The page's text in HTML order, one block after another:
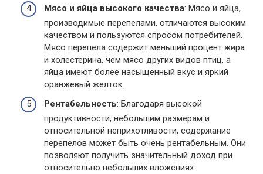
Мясо и яйца высокого качества: Мясо и яйца,
производимые перепелами, отличаются высоким
качеством и пользуются спросом потребителей.
Мясо перепела содержит меньший процент жира
и холестерина, чем мясо других видов птиц, а
яйца имеют более насыщенный вкус и яркий
оранжевый желток.
Рентабельность: Благодаря высокой
продуктивности, небольшим размерам и
относительной неприхотливости, содержание
перепелов может быть очень рентабельным. Они
позволяют получить значительный доход при
относительно небольших вложениях.